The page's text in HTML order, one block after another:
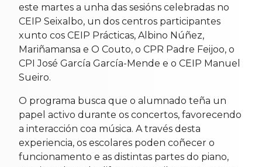
este martes a unha das sesións celebradas no
CEIP Seixalbo, un dos centros participantes
xunto cos CEIP Prácticas, Albino Núñez,
Mariñamansa e O Couto, o CPR Padre Feijoo, o
CPI José García García-Mende e o CEIP Manuel
Sueiro.
O programa busca que o alumnado teña un
papel activo durante os concertos, favorecendo
a interacción coa música. A través desta
experiencia, os escolares poden coñecer o
funcionamento e as distintas partes do piano,